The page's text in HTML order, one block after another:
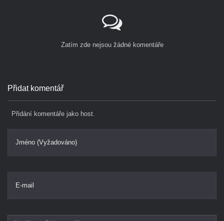
Zatím zde nejsou žádné komentáře
Přidat komentář
Přidání komentáře jako host.
Jméno (Vyžadováno)
E-mail